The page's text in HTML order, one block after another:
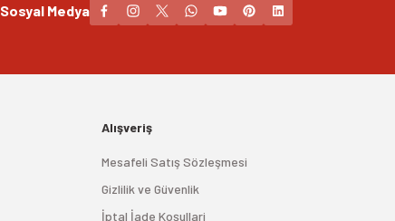
Sosyal Medya
Alışveriş
Mesafeli Satış Sözleşmesi
Gizlilik ve Güvenlik
İptal İade Koşullari